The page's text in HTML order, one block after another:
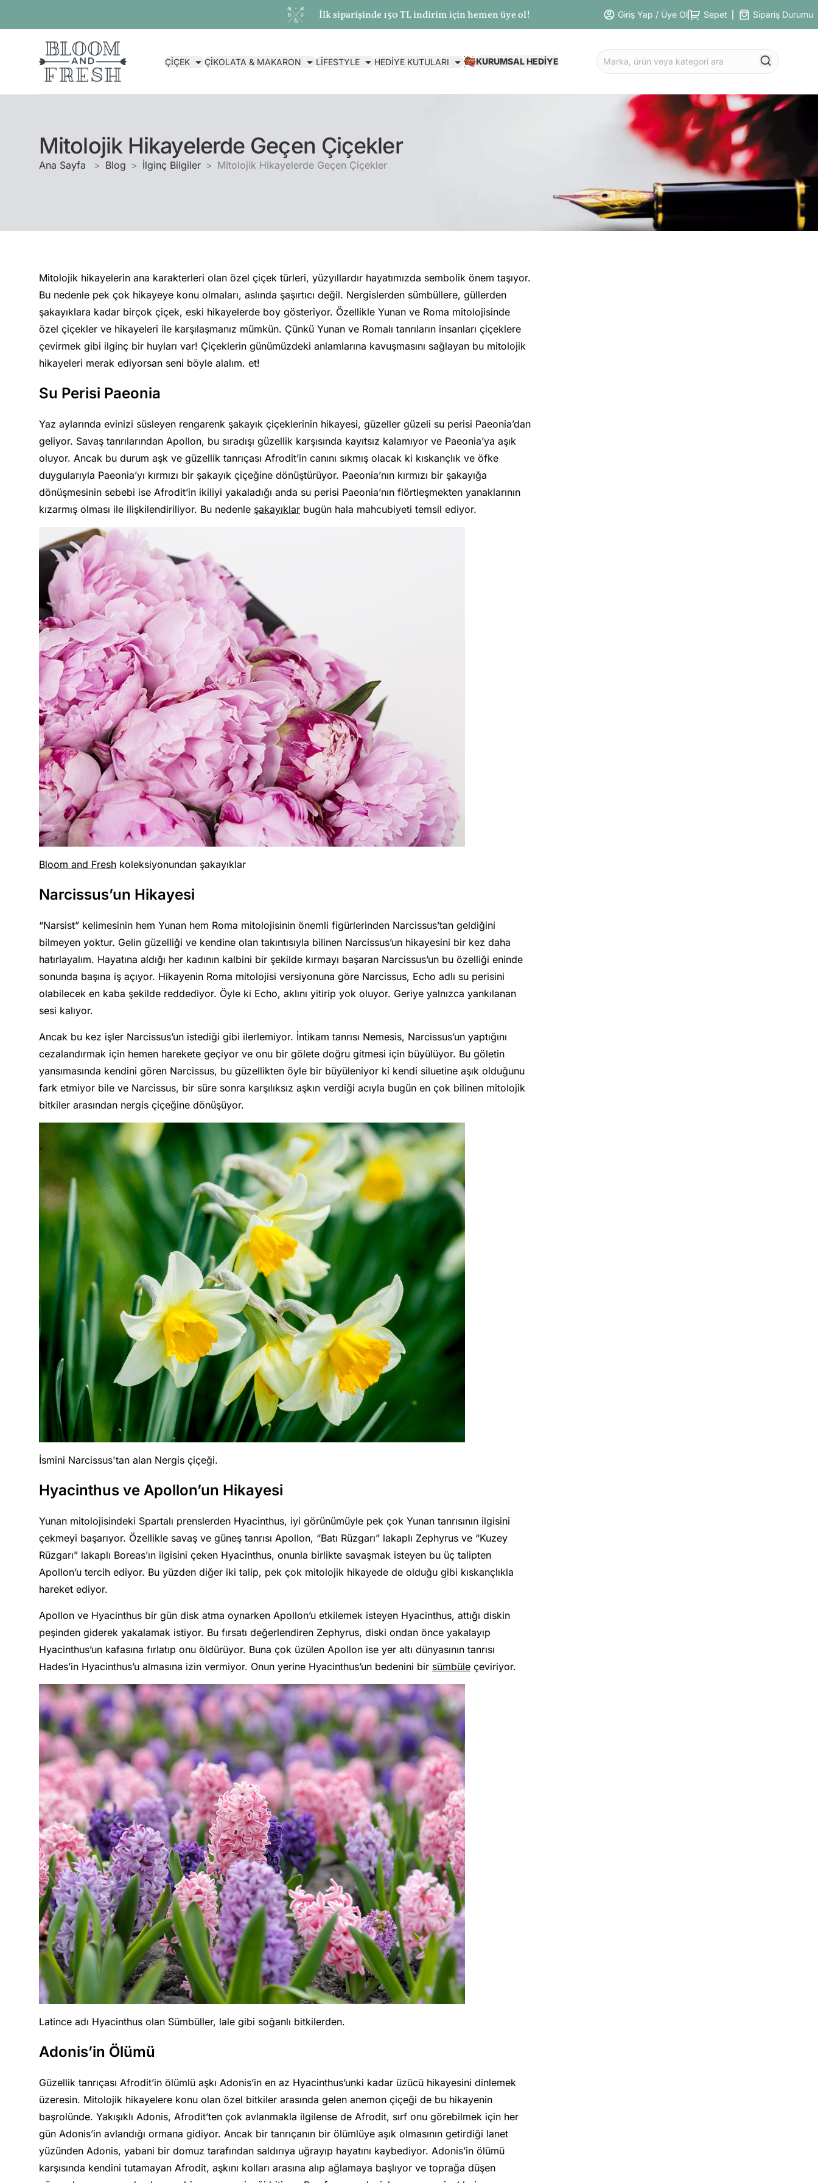
İlk siparişinde 150 TL indirim için hemen üye ol! Giriş Yap / Üye Ol Sepet Sipariş Durumu
ÇİÇEK ÇİKOLATA & MAKARON LİFESTYLE HEDİYE KUTULARI KURUMSAL HEDİYE
Mitolojik Hikayelerde Geçen Çiçekler
Ana Sayfa Blog İlginç Bilgiler Mitolojik Hikayelerde Geçen Çiçekler
Mitolojik hikayelerin ana karakterleri olan özel çiçek türleri, yüzyıllardır hayatımızda sembolik önem taşıyor.
Bu nedenle pek çok hikayeye konu olmaları, aslında şaşırtıcı değil. Nergislerden sümbüllere, güllerden
şakayıklara kadar birçok çiçek, eski hikayelerde boy gösteriyor. Özellikle Yunan ve Roma mitolojisinde
özel çiçekler ve hikayeleri ile karşılaşmanız mümkün. Çünkü Yunan ve Romalı tanrıların insanları çiçeklere
çevirmek gibi ilginç bir huyları var! Çiçeklerin günümüzdeki anlamlarına kavuşmasını sağlayan bu mitolojik
hikayeleri merak ediyorsan seni böyle alalım. et!
Su Perisi Paeonia
Yaz aylarında evinizi süsleyen rengarenk şakayık çiçeklerinin hikayesi, güzeller güzeli su perisi Paeonia’dan
geliyor. Savaş tanrılarından Apollon, bu sıradışı güzellik karşısında kayıtsız kalamıyor ve Paeonia’ya aşık
oluyor. Ancak bu durum aşk ve güzellik tanrıçası Afrodit’in canını sıkmış olacak ki kıskançlık ve öfke
duygularıyla Paeonia’yı kırmızı bir şakayık çiçeğine dönüştürüyor. Paeonia’nın kırmızı bir şakayığa
dönüşmesinin sebebi ise Afrodit’in ikiliyi yakaladığı anda su perisi Paeonia’nın flörtleşmekten yanaklarının
kızarmış olması ile ilişkilendiriliyor. Bu nedenle şakayıklar bugün hala mahcubiyeti temsil ediyor.
Bloom and Fresh koleksiyonundan şakayıklar
Narcissus’un Hikayesi
“Narsist” kelimesinin hem Yunan hem Roma mitolojisinin önemli figürlerinden Narcissus’tan geldiğini
bilmeyen yoktur. Gelin güzelliği ve kendine olan takıntısıyla bilinen Narcissus’un hikayesini bir kez daha
hatırlayalım. Hayatına aldığı her kadının kalbini bir şekilde kırmayı başaran Narcissus’un bu özelliği eninde
sonunda başına iş açıyor. Hikayenin Roma mitolojisi versiyonuna göre Narcissus, Echo adlı su perisini
olabilecek en kaba şekilde reddediyor. Öyle ki Echo, aklını yitirip yok oluyor. Geriye yalnızca yankılanan
sesi kalıyor.
Ancak bu kez işler Narcissus’un istediği gibi ilerlemiyor. İntikam tanrısı Nemesis, Narcissus’un yaptığını
cezalandırmak için hemen harekete geçiyor ve onu bir gölete doğru gitmesi için büyülüyor. Bu göletin
yansımasında kendini gören Narcissus, bu güzellikten öyle bir büyüleniyor ki kendi siluetine aşık olduğunu
fark etmiyor bile ve Narcissus, bir süre sonra karşılıksız aşkın verdiği acıyla bugün en çok bilinen mitolojik
bitkiler arasından nergis çiçeğine dönüşüyor.
İsmini Narcissus'tan alan Nergis çiçeği.
Hyacinthus ve Apollon’un Hikayesi
Yunan mitolojisindeki Spartalı prenslerden Hyacinthus, iyi görünümüyle pek çok Yunan tanrısının ilgisini
çekmeyi başarıyor. Özellikle savaş ve güneş tanrısı Apollon, “Batı Rüzgarı” lakaplı Zephyrus ve “Kuzey
Rüzgarı” lakaplı Boreas’ın ilgisini çeken Hyacinthus, onunla birlikte savaşmak isteyen bu üç talipten
Apollon’u tercih ediyor. Bu yüzden diğer iki talip, pek çok mitolojik hikayede de olduğu gibi kıskançlıkla
hareket ediyor.
Apollon ve Hyacinthus bir gün disk atma oynarken Apollon’u etkilemek isteyen Hyacinthus, attığı diskin
peşinden giderek yakalamak istiyor. Bu fırsatı değerlendiren Zephyrus, diski ondan önce yakalayıp
Hyacinthus’un kafasına fırlatıp onu öldürüyor. Buna çok üzülen Apollon ise yer altı dünyasının tanrısı
Hades’in Hyacinthus’u almasına izin vermiyor. Onun yerine Hyacinthus’un bedenini bir sümbüle çeviriyor.
Latince adı Hyacinthus olan Sümbüller, lale gibi soğanlı bitkilerden.
Adonis’in Ölümü
Güzellik tanrıçası Afrodit’in ölümlü aşkı Adonis’in en az Hyacinthus’unki kadar üzücü hikayesini dinlemek
üzeresin. Mitolojik hikayelere konu olan özel bitkiler arasında gelen anemon çiçeği de bu hikayenin
başrolünde. Yakışıklı Adonis, Afrodit’ten çok avlanmakla ilgilense de Afrodit, sırf onu görebilmek için her
gün Adonis’in avlandığı ormana gidiyor. Ancak bir tanrıçanın bir ölümlüye aşık olmasının getirdiği lanet
yüzünden Adonis, yabani bir domuz tarafından saldırıya uğrayıp hayatını kaybediyor. Adonis’in ölümü
karşısında kendini tutamayan Afrodit, aşkını kolları arasına alıp ağlamaya başlıyor ve toprağa düşen